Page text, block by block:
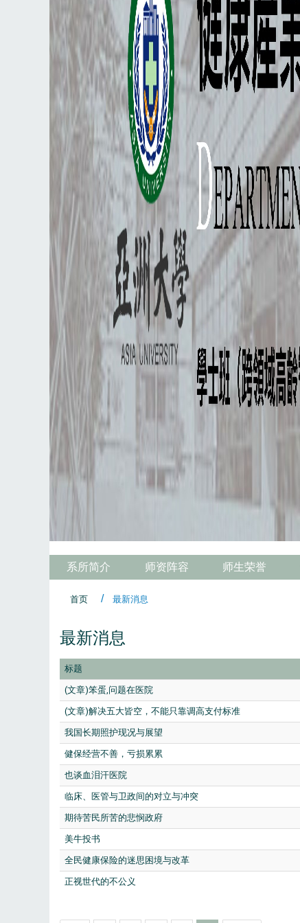
系所简介 师资阵容 师生荣誉
首页 最新消息
最新消息
标题
(文章)笨蛋,问题在医院
(文章)解决五大皆空，不能只靠调高支付标准
我国长期照护现况与展望
健保经营不善，亏损累累
也谈血泪汗医院
临床、医管与卫政间的对立与冲突
期待苦民所苦的悲悯政府
美牛投书
全民健康保险的迷思困境与改革
正视世代的不公义